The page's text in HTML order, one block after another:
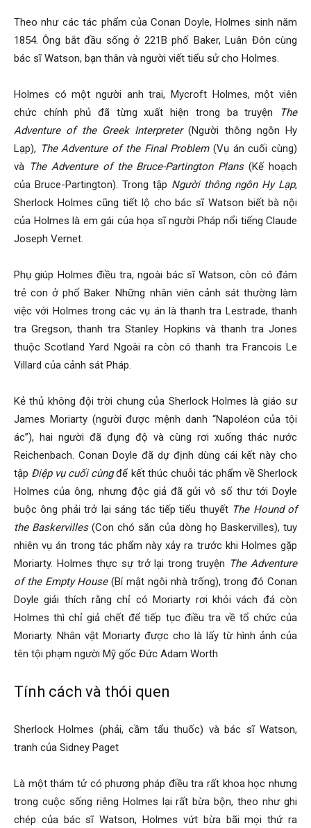
phong,
van
phong
tham
văn
phòng
thám
Theo như các tác phẩm của Conan Doyle, Holmes sinh năm
1854. Ông bắt đầu sống ở 221B phố Baker, Luân Đôn cùng
bác sĩ Watson, bạn thân và người viết tiểu sử cho Holmes.
Holmes có một người anh trai, Mycroft Holmes, một viên
chức chính phủ đã từng xuất hiện trong ba truyện
The
Adventure of the Greek Interpreter(Người thông ngôn Hy
Lạp), The Adventure of the Final Problem(Vụ án cuối cùng)
và The Adventure of the Bruce-Partington Plans(Kế hoạch
của Bruce-Partington). Trong tập Người thông ngôn Hy Lạp,
Sherlock Holmes cũng tiết lộ cho bác sĩ Watson biết bà nội
của Holmes là em gái của họa sĩ người Pháp nổi tiếng Claude
Joseph Vernet.
Phụ giúp Holmes điều tra, ngoài bác sĩ Watson, còn có đám
trẻ con ở phố Baker. Những nhân viên cảnh sát thường làm
việc với Holmes trong các vụ án là thanh tra Lestrade, thanh
tra Gregson, thanh tra Stanley Hopkins và thanh tra Jones
thuộc Scotland Yard Ngoài ra còn có thanh tra Francois Le
Villard của cảnh sát Pháp.
Kẻ thủ không đội trời chung của Sherlock Holmes là giáo sư
James Moriarty (người được mệnh danh “Napoléon của tội
ác”), hai người đã đụng độ và cùng rơi xuống thác nước
Reichenbach. Conan Doyle đã dự định dùng cái kết này cho
tập Điệp vụ cuối cùngđể kết thúc chuỗi tác phẩm về Sherlock
Holmes của ông, nhưng độc giả đã gửi vô số thư tới Doyle
buộc ông phải trở lại sáng tác tiếp tiểu thuyết The Hound of
the Baskervilles(Con chó săn của dòng họ Baskervilles), tuy
nhiên vụ án trong tác phẩm này xảy ra trước khi Holmes gặp
Moriarty. Holmes thực sự trở lại trong truyện The Adventure
of the Empty House(Bí mật ngôi nhà trống), trong đó Conan
Doyle giải thích rằng chỉ có Moriarty rơi khỏi vách đá còn
Holmes thì chỉ giả chết để tiếp tục điều tra về tổ chức của
Moriarty. Nhân vật Moriarty được cho là lấy từ hình ảnh của
tên tội phạm người Mỹ gốc Đức Adam Worth
Tính cách và thói quen
Sherlock Holmes (phải, cầm tẩu thuốc) và bác sĩ Watson,
tranh của Sidney Paget
Là một thám tử có phương pháp điều tra rất khoa học nhưng
trong cuộc sống riêng Holmes lại rất bừa bộn, theo như ghi
chép của bác sĩ Watson, Holmes vứt bừa bãi mọi thứ ra